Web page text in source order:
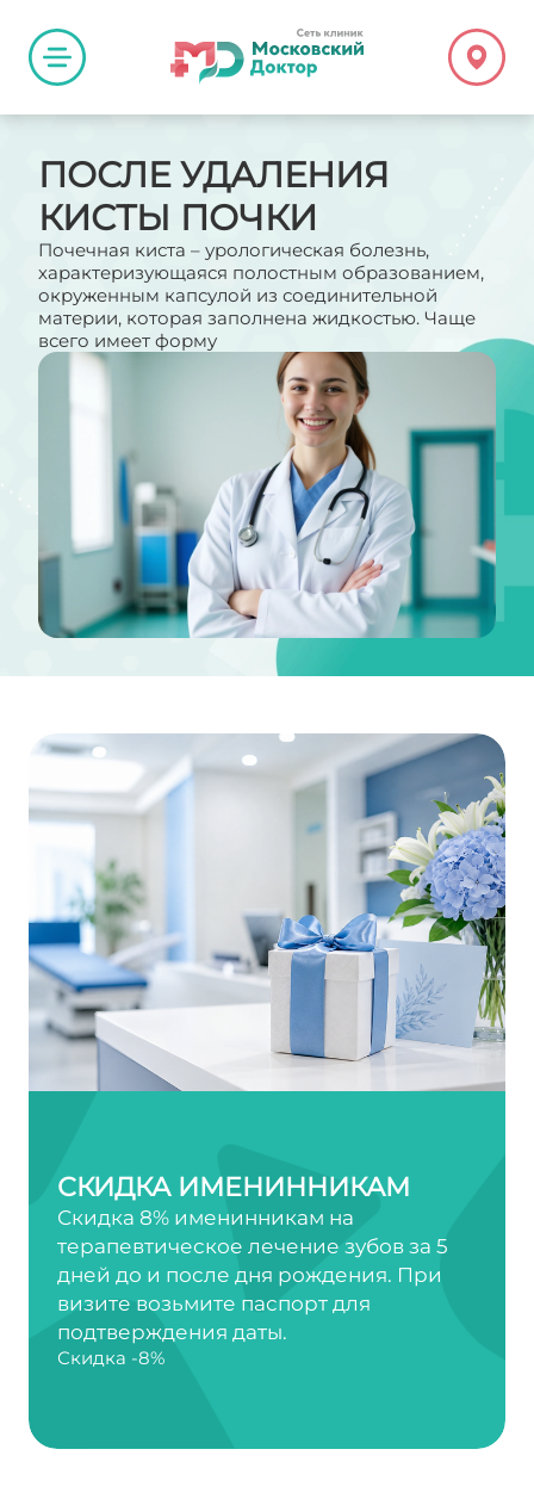
ПОСЛЕ УДАЛЕНИЯ
КИСТЫ ПОЧКИ
Почечная киста – урологическая болезнь,
характеризующаяся полостным образованием,
окруженным капсулой из соединительной
материи, которая заполнена жидкостью. Чаще
всего имеет форму
СКИДКА ИМЕНИННИКАМ
Скидка 8% именинникам на
терапевтическое лечение зубов за 5
дней до и после дня рождения. При
визите возьмите паспорт для
подтверждения даты.
Скидка -8%